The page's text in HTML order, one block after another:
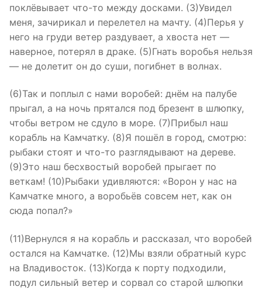
поклёвывает что-то между досками. (3)Увидел
меня, зачирикал и перелетел на мачту. (4)Перья у
него на груди ветер раздувает, а хвоста нет —
наверное, потерял в драке. (5)Гнать воробья нельзя
— не долетит он до суши, погибнет в волнах.
(6)Так и поплыл с нами воробей: днём на палубе
прыгал, а на ночь прятался под брезент в шлюпку,
чтобы ветром не сдуло в море. (7)Прибыл наш
корабль на Камчатку. (8)Я пошёл в город, смотрю:
рыбаки стоят и что-то разглядывают на дереве.
(9)Это наш бесхвостый воробей прыгает по
веткам! (10)Рыбаки удивляются: «Ворон у нас на
Камчатке много, а воробьёв совсем нет, как он
сюда попал?»
(11)Вернулся я на корабль и рассказал, что воробей
остался на Камчатке. (12)Мы взяли обратный курс
на Владивосток. (13)Когда к порту подходили,
подул сильный ветер и сорвал со старой шлюпки